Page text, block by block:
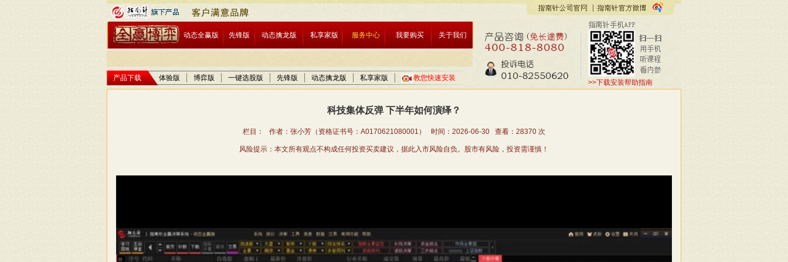
>>下载安装帮助指南
动态全赢版 先锋版 动态擒龙版 私享家版 服务中心 我要购买 关于我们
产品下载 体验版 博弈版 一键选股版 先锋版 动态擒龙版 私享家版 教您快速安装
科技集体反弹 下半年如何演绎？
栏目： 作者：张小芳（资格证书号：A0170621080001） 时间：2026-06-30 查看： 28370 次
风险提示：本文所有观点不构成任何投资买卖建议，据此入市风险自负。股市有风险，投资需谨慎！